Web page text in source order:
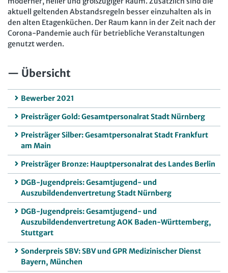
aktuell geltenden Abstandsregeln besser einzuhalten als in
den alten Etagenküchen. Der Raum kann in der Zeit nach der
Corona-Pandemie auch für betriebliche Veranstaltungen
genutzt werden.
Übersicht
Bewerber 2021
Preisträger Gold: Gesamtpersonalrat Stadt Nürnberg
Preisträger Silber: Gesamtpersonalrat Stadt Frankfurt
am Main
Preisträger Bronze: Hauptpersonalrat des Landes Berlin
DGB-Jugendpreis: Gesamtjugend- und
Auszubildendenvertretung Stadt Nürnberg
DGB-Jugendpreis: Gesamtjugend- und
Auszubildendenvertretung AOK Baden-Württemberg,
Stuttgart
Sonderpreis SBV: SBV und GPR Medizinischer Dienst
Bayern, München